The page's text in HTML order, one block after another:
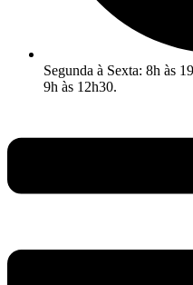
Segunda à Sexta: 8h às
9h às 12h30.